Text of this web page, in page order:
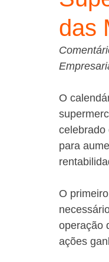
das
O
celebrado
para
O
operação
ações